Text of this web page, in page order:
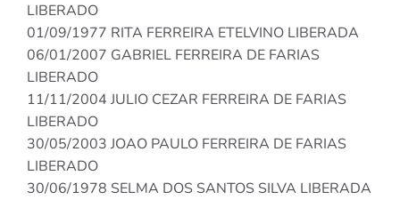
LIBERADO
01/09/1977 RITA FERREIRA ETELVINO LIBERADA
06/01/2007 GABRIEL FERREIRA DE FARIAS
LIBERADO
11/11/2004 JULIO CEZAR FERREIRA DE FARIAS
LIBERADO
30/05/2003 JOAO PAULO FERREIRA DE FARIAS
LIBERADO
30/06/1978 SELMA DOS SANTOS SILVA LIBERADA